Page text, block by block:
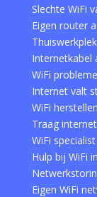
Slechte WiFi
Eigen router
Internetkabel
WiFi
Internet valt
WiFi
Traag
WiFi
Hulp bij WiFi
Eigen WiFi